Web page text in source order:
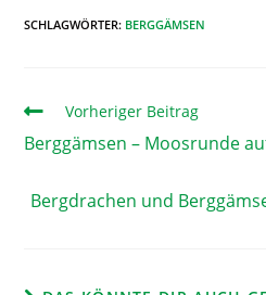
SCHLAGWÖRTER: BERGGÄMSEN
Vorheriger Beitrag
Berggämsen – Moosrunde
Bergdrachen und